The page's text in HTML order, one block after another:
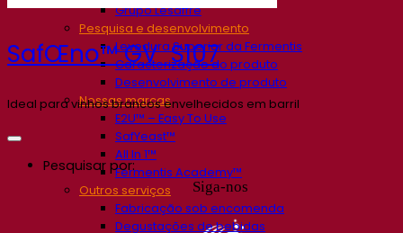
Grupo Lesaffre
Pesquisa e desenvolvimento
Levedura Superior da Fermentis
Caracterização do produto
Desenvolvimento de produto
Nossas marcas
E2U™ – Easy To Use
SafYeast™
All In 1™
Fermentis Academy™
Outros serviços
Fabricação sob encomenda
Degustações de bebidas
SafŒno™ GV S107
Ideal para vinhos brancos envelhecidos em barril
Siga-nos
Pesquisar por: